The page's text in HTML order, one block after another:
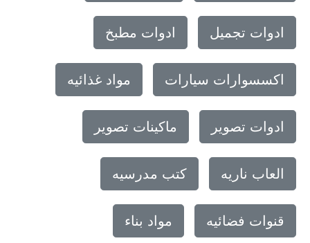
ادوات تجميل ادوات مطبخ
اكسسوارات سيارات مواد غذائيه
ادوات تصوير ماكينات تصوير
العاب ناريه كتب مدرسيه
قنوات فضائيه مواد بناء